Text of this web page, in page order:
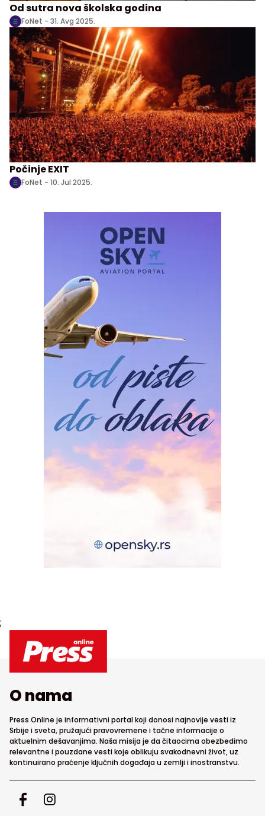
Od sutra nova školska godina
FoNet - 31. Avg 2025.
Počinje EXIT
FoNet - 10. Jul 2025.
;
O nama
Press Online je informativni portal koji donosi najnovije vesti iz
Srbije i sveta, pružajući pravovremene i tačne informacije o
aktuelnim dešavanjima. Naša misija je da čitaocima obezbedimo
relevantne i pouzdane vesti koje oblikuju svakodnevni život, uz
kontinuirano praćenje ključnih događaja u zemlji i inostranstvu.